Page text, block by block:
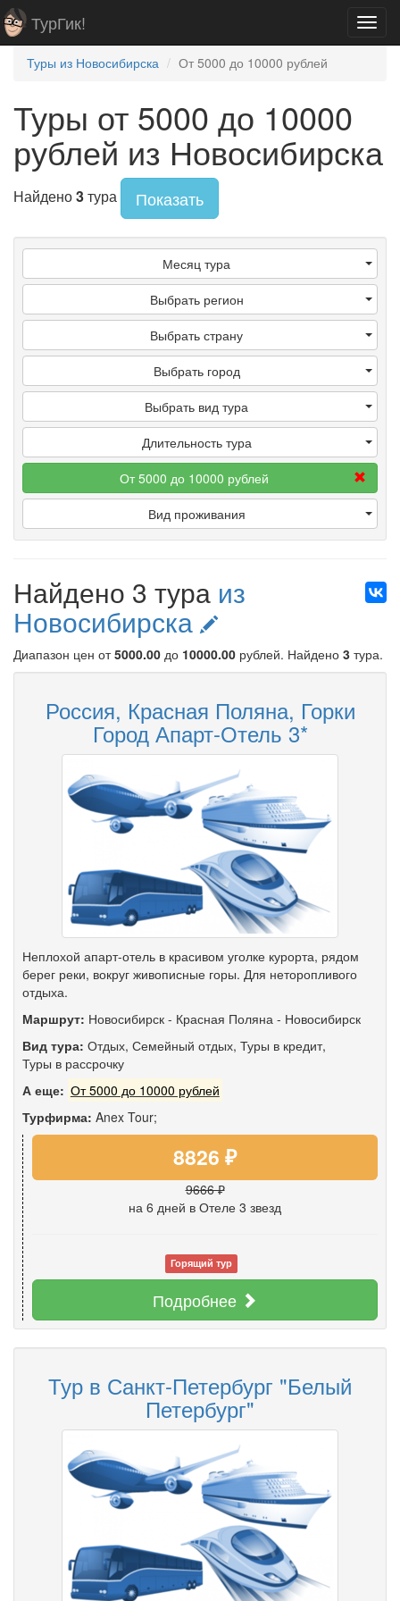
ТурГик!
Туры из Новосибирска От 5000 до 10000 рублей
Туры от 5000 до 10000
рублей из Новосибирска
Найдено3тура Показать
Месяц тура
Выбрать регион
Выбрать страну
Выбрать город
Выбрать вид тура
Длительность тура
От 5000 до 10000 рублей
Вид проживания
Найдено 3 тура из
Новосибирска
Диапазон цен от5000.00 до 10000.00 рублей. Найдено 3 тура.
Россия, Красная Поляна, Горки
Город Апарт-Отель 3*
Неплохой апарт-отель в красивом уголке курорта, рядом
берег реки, вокруг живописные горы. Для неторопливого
отдыха.
Маршрут: Новосибирск - Красная Поляна - Новосибирск
Вид тура: Отдых, Семейный отдых, Туры в кредит,
Туры в рассрочку
А еще: От 5000 до 10000 рублей
Турфирма: Anex Tour;
8826 ₽
9666 ₽
на 6 дней в Отеле 3 звезд
Горящий тур
Подробнее
Тур в Санкт-Петербург "Белый
Петербург"